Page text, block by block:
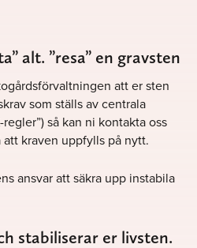
alt. ”resa” en gravsten
att er sten
som ställs av centrala
så kan ni kontakta oss
kraven uppfylls på nytt.
ansvar att säkra upp instabila
stabiliserar er livsten.